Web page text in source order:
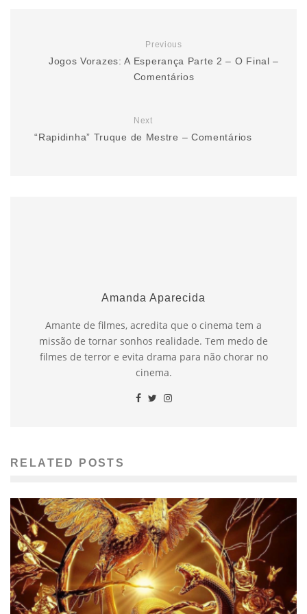
Previous
Jogos Vorazes: A Esperança Parte 2 – O Final –
Comentários
Next
“Rapidinha” Truque de Mestre – Comentários
Amanda Aparecida
Amante de filmes, acredita que o cinema tem a
missão de tornar sonhos realidade. Tem medo de
filmes de terror e evita drama para não chorar no
cinema.
RELATED POSTS